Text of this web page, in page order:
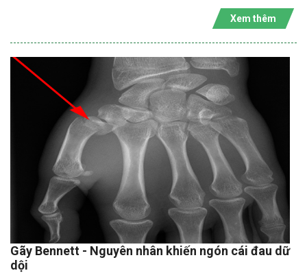
Xem thêm
Gãy Bennett - Nguyên nhân khiến ngón cái đau dữ
dội